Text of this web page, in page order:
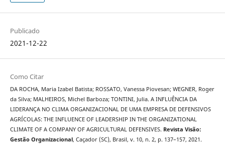
Publicado
2021-12-22
Como Citar
DA ROCHA, Maria Izabel Batista; ROSSATO, Vanessa Piovesan; WEGNER, Roger
da Silva; MALHEIROS, Michel Barboza; TONTINI, Julia. A INFLUÊNCIA DA
LIDERANÇA NO CLIMA ORGANIZACIONAL DE UMA EMPRESA DE DEFENSIVOS
AGRÍCOLAS: THE INFLUENCE OF LEADERSHIP IN THE ORGANIZATIONAL
CLIMATE OF A COMPANY OF AGRICULTURAL DEFENSIVES. Revista Visão:
Gestão Organizacional, Caçador (SC), Brasil, v. 10, n. 2, p. 137–157, 2021.